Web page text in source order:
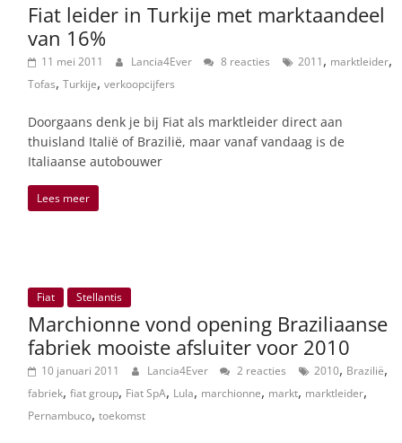
Fiat leider in Turkije met marktaandeel
van 16%
11 mei 2011 Lancia4Ever 8 reacties 2011, marktleider,
Tofas, Turkije, verkoopcijfers
Doorgaans denk je bij Fiat als marktleider direct aan
thuisland Italië of Brazilië, maar vanaf vandaag is de
Italiaanse autobouwer
Lees meer
Fiat Stellantis
Marchionne vond opening Braziliaanse
fabriek mooiste afsluiter voor 2010
10 januari 2011 Lancia4Ever 2 reacties 2010, Brazilië,
fabriek, fiat group, Fiat SpA, Lula, marchionne, markt, marktleider,
Pernambuco, toekomst